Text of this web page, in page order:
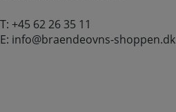
T: +45 62 26 35 11
E: info@braendeovns-shoppen.dk